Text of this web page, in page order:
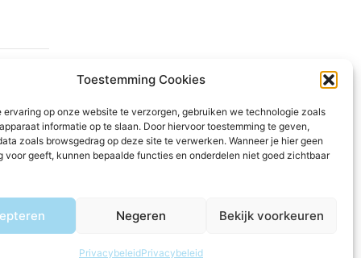
Toestemming Cookies
ervaring op onze website te verzorgen, gebruiken we technologie zoals
informatie op te slaan. Door hiervoor toestemming te geven,
zoals browsgedrag op deze site te verwerken. Wanneer je hier geen
voor geeft, kunnen bepaalde functies en onderdelen niet goed zichtbaar
Negeren Bekijk voorkeuren
PrivacybeleidPrivacybeleid